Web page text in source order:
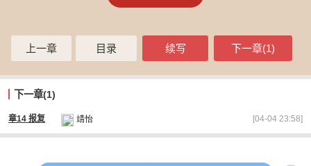
上一章 目录 续写 下一章(1)
下一章(1)
章14 报复 靖怡 [04-04 23:58]